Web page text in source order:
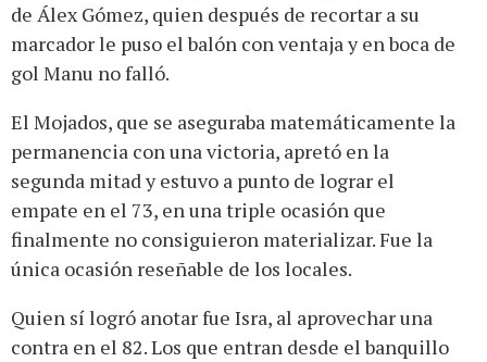
de Álex Gómez, quien después de recortar a su
marcador le puso el balón con ventaja y en boca de
gol Manu no falló.
El Mojados, que se aseguraba matemáticamente la
permanencia con una victoria, apretó en la
segunda mitad y estuvo a punto de lograr el
empate en el 73, en una triple ocasión que
finalmente no consiguieron materializar. Fue la
única ocasión reseñable de los locales.
Quien sí logró anotar fue Isra, al aprovechar una
contra en el 82. Los que entran desde el banquillo